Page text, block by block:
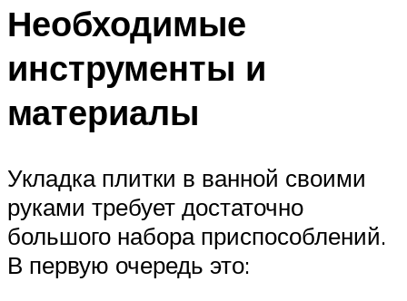
Необходимые
инструменты и
материалы
Укладка плитки в ванной своими
руками требует достаточно
большого набора приспособлений.
В первую очередь это: